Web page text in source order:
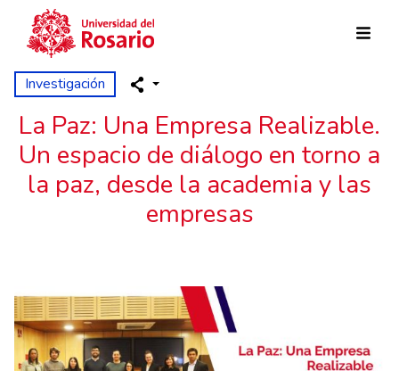
Pasar al contenido principal
Investigación
La Paz: Una Empresa Realizable.
Un espacio de diálogo en torno a
la paz, desde la academia y las
empresas